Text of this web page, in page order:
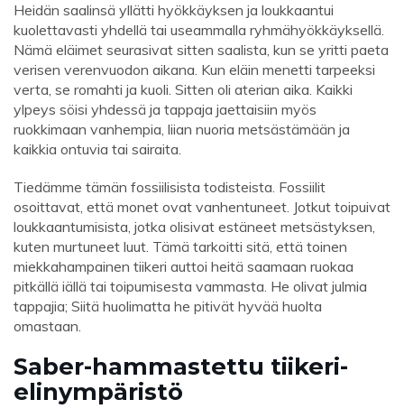
Heidän saalinsä yllätti hyökkäyksen ja loukkaantui
kuolettavasti yhdellä tai useammalla ryhmähyökkäyksellä.
Nämä eläimet seurasivat sitten saalista, kun se yritti paeta
verisen verenvuodon aikana. Kun eläin menetti tarpeeksi
verta, se romahti ja kuoli. Sitten oli aterian aika. Kaikki
ylpeys söisi yhdessä ja tappaja jaettaisiin myös
ruokkimaan vanhempia, liian nuoria metsästämään ja
kaikkia ontuvia tai sairaita.
Tiedämme tämän fossiilisista todisteista. Fossiilit
osoittavat, että monet ovat vanhentuneet. Jotkut toipuivat
loukkaantumisista, jotka olisivat estäneet metsästyksen,
kuten murtuneet luut. Tämä tarkoitti sitä, että toinen
miekkahampainen tiikeri auttoi heitä saamaan ruokaa
pitkällä iällä tai toipumisesta vammasta. He olivat julmia
tappajia; Siitä huolimatta he pitivät hyvää huolta
omastaan.
Saber-hammastettu tiikeri-
elinympäristö